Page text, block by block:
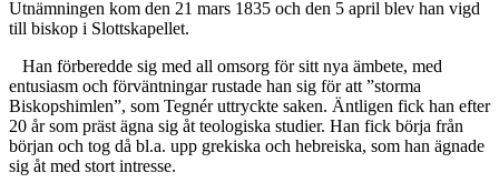
Utnämningen kom den 21 mars 1835 och den 5 april blev han vigd
till biskop i Slottskapellet.
Han förberedde sig med all omsorg för sitt nya ämbete, med
entusiasm och förväntningar rustade han sig för att ”storma
Biskopshimlen”, som Tegnér uttryckte saken. Äntligen fick han efter
20 år som präst ägna sig åt teologiska studier. Han fick börja från
början och tog då bl.a. upp grekiska och hebreiska, som han ägnade
sig åt med stort intresse.